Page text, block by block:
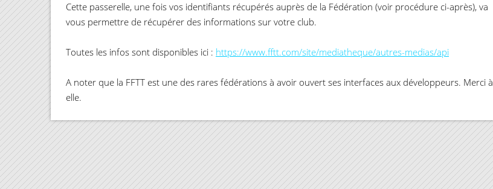
Cette passerelle, une fois vos identifiants récupérés auprès de la Fédération (voir procédure ci-après), va
vous permettre de récupérer des informations sur votre club.
Toutes les infos sont disponibles ici : https://www.fftt.com/site/mediatheque/autres-medias/api
A noter que la FFTT est une des rares fédérations à avoir ouvert ses interfaces aux développeurs. Merci à
elle.